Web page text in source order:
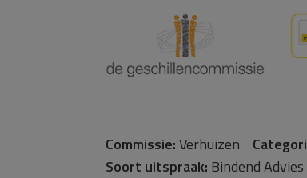
Commissie:Verhuizen
Soort uitspraak: Bindend Advies